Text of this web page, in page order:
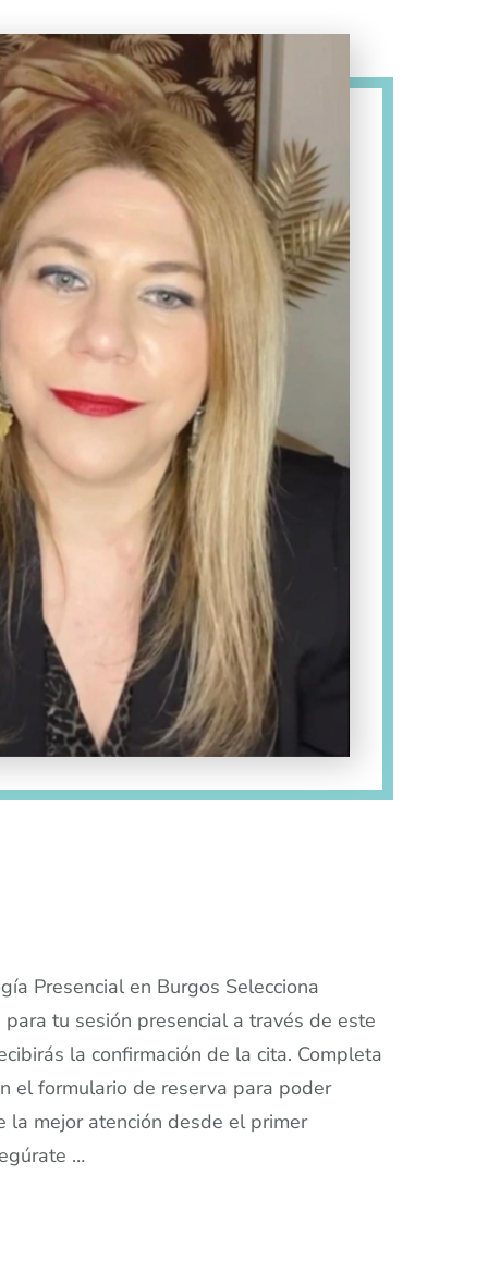
Presencial en Burgos Selecciona
tu sesión presencial a través de este
la confirmación de la cita. Completa
el formulario de reserva para poder
la mejor atención desde el primer
…